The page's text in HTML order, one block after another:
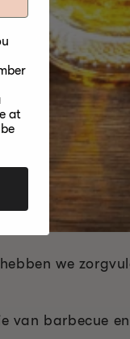
we
van barbecue
at